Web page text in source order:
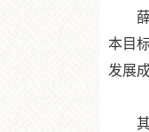
薛澜
本目
发展
其次